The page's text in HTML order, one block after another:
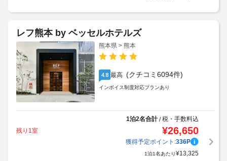
レフ熊本 by ベッセルホテルズ
熊本県 > 熊本
4.8 最高 (クチコミ6094件)
インボイス制度対応プランあり
1泊2名合計/税・手数料込
残り1室
¥26,650
獲得予定ポイント:336P
1泊1名あたり¥13,325